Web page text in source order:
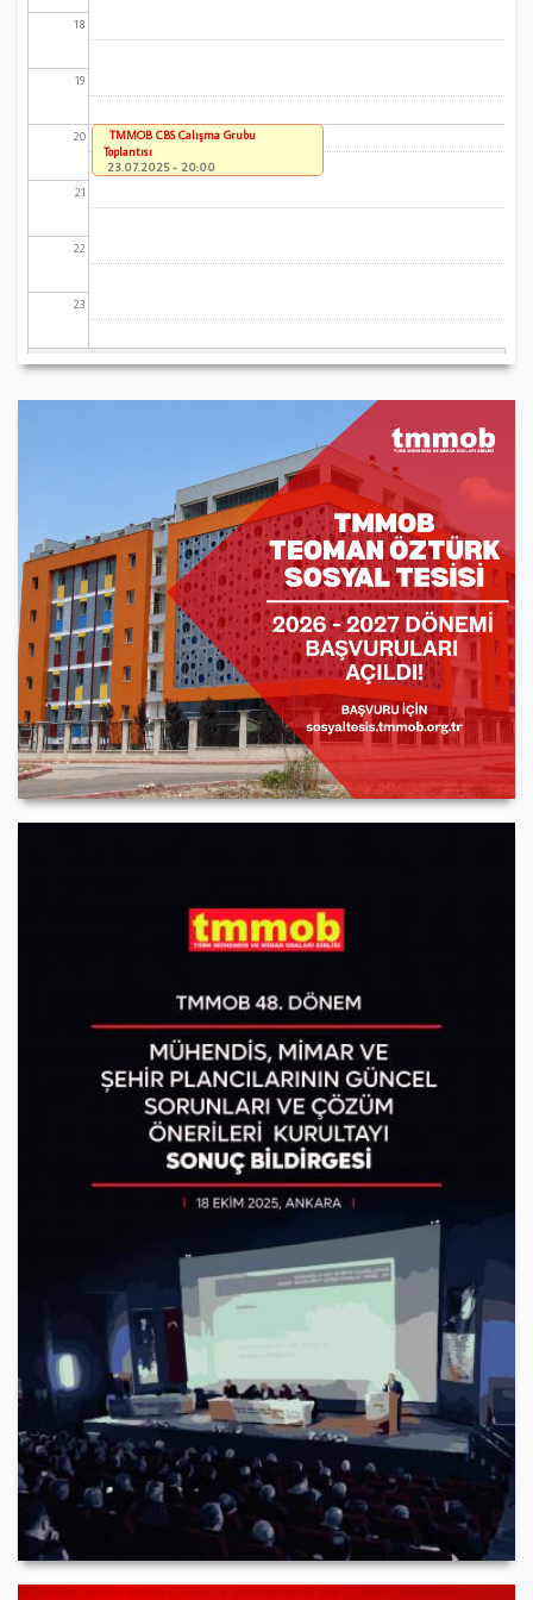
18
19
20
21
22
23
TMMOB CBS Çalışma Grubu
Toplantısı
23.07.2025 - 20:00